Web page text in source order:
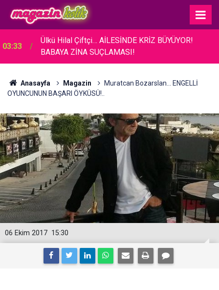
03:26 Acun Ilıcalı... BAKAN ERSOY'A TANITIM ZİYARETİ!
Anasayfa Magazin
Muratcan Bozarslan... ENGELLİ
OYUNCUNUN BAŞARI ÖYKÜSÜ!..
15:30
06 Ekim 2017